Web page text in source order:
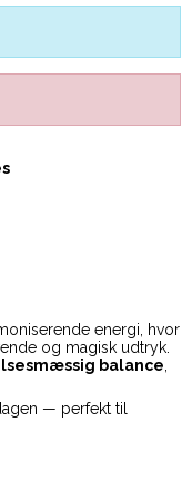
energi, hvor
og magisk udtryk.
balance
— perfekt til